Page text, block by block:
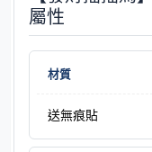
屬性
材質
送無痕貼